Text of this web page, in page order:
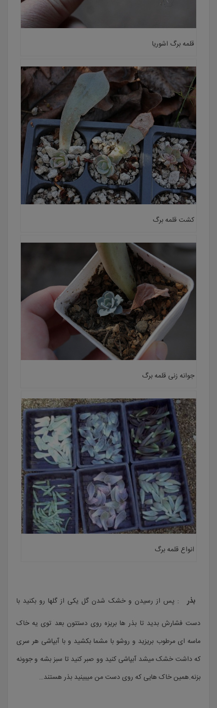
قلمه برگ اشوریا
کشت قلمه برگ
جوانه زنی قلمه برگ
انواع قلمه برگ
بذر
: پس از رسیدن و خشک شدن گل یکی از گلها رو بکنید با
دست فشارش بدید تا بذر ها بریزه روی دستتون بعد توی یه خاک
ماسه ای مرطوب بریزید و روشو با مشما بکشید و با آبپاشی هر سری
که داشت خشک میشد آبپاشی کنید وو صبر کنید تا سبز بشه و جوونه
بزنه.همین خاک هایی که روی دست من میبینید بذر هستند…